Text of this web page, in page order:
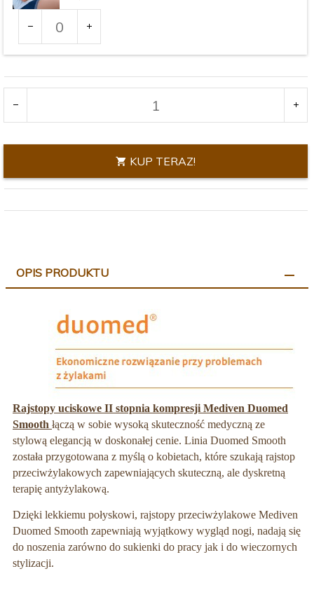
dla
produktu
2967
KUP TERAZ!
OPIS PRODUKTU
Rajstopy uciskowe II stopnia kompresji Mediven Duomed
Smooth łączą w sobie wysoką skuteczność medyczną ze
stylową elegancją w doskonałej cenie. Linia Duomed Smooth
została przygotowana z myślą o kobietach, które szukają rajstop
przeciwżylakowych zapewniających skuteczną, ale dyskretną
terapię antyżylakową.
Dzięki lekkiemu połyskowi, rajstopy przeciwżylakowe Mediven
Duomed Smooth zapewniają wyjątkowy wygląd nogi, nadają się
do noszenia zarówno do sukienki do pracy jak i do wieczornych
stylizacji.